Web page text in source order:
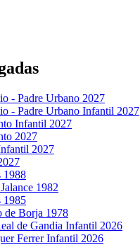
- Padre Urbano 2027
- Padre Urbano Infantil 2027
Infantil 2027
2027
2027
1988
1982
1985
de Borja 1978
de Gandia Infantil 2026
Ferrer Infantil 2026